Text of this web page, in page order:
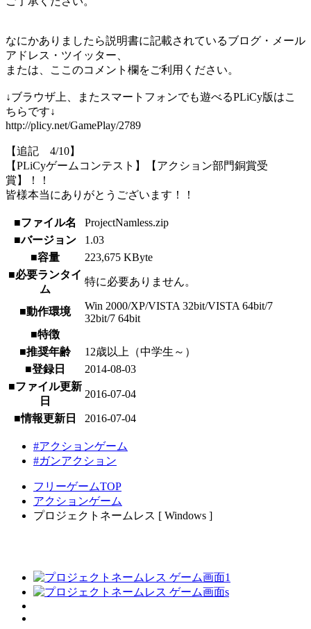
なにかありましたら説明書に記載されているブログ・メール
アドレス・ツイッター、
または、ここのコメント欄をご利用ください。
↓ブラウザ上、またスマートフォンでも遊べるPLiCy版はこ
ちらです↓
http://plicy.net/GamePlay/2789
【追記 4/10】
【PLiCyゲームコンテスト】【アクション部門銅賞受
賞】！！
皆様本当にありがとうございます！！
■ファイル名
ProjectNamless.zip
■バージョン
1.03
■容量
223,675 KByte
■必要ランタイ
ム
特に必要ありません。
■動作環境
Win 2000/XP/VISTA 32bit/VISTA 64bit/7
32bit/7 64bit
■特徴
■推奨年齢
12歳以上（中学生～）
■登録日
2014-08-03
■ファイル更新
日
2016-07-04
■情報更新日 2016-07-04
#アクションゲーム
#ガンアクション
フリーゲームTOP
アクションゲーム
プロジェクトネームレス [ Windows ]